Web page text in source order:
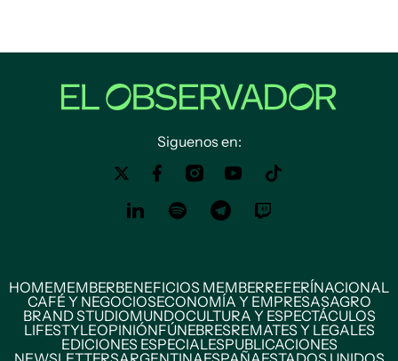
Siguenos en:
HOMEMEMBERBENEFICIOS MEMBERREFERÍNACIONAL
CAFÉ Y NEGOCIOSECONOMÍA Y EMPRESASAGRO
BRAND STUDIOMUNDOCULTURA Y ESPECTÁCULOS
LIFESTYLEOPINIÓNFÚNEBRESREMATES Y LEGALES
EDICIONES ESPECIALESPUBLICACIONES